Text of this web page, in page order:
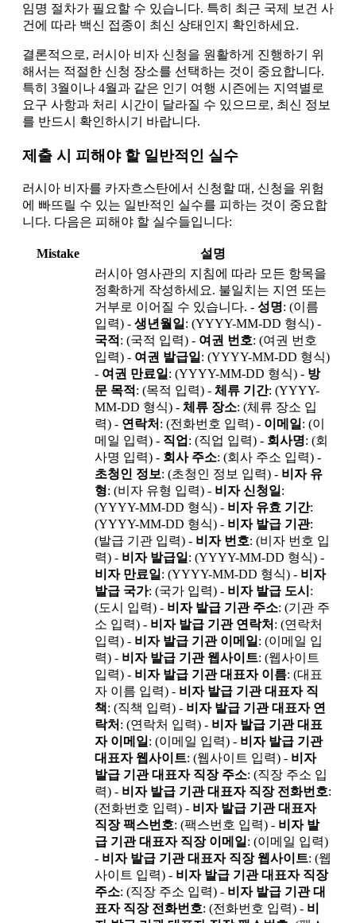
임명 절차가 필요할 수 있습니다. 특히 최근 국제 보건 사
건에 따라 백신 접종이 최신 상태인지 확인하세요.
결론적으로, 러시아 비자 신청을 원활하게 진행하기 위
해서는 적절한 신청 장소를 선택하는 것이 중요합니다.
특히 3월이나 4월과 같은 인기 여행 시즌에는 지역별로
요구 사항과 처리 시간이 달라질 수 있으므로, 최신 정보
를 반드시 확인하시기 바랍니다.
제출 시 피해야 할 일반적인 실수
러시아 비자를 카자흐스탄에서 신청할 때, 신청을 위험
에 빠뜨릴 수 있는 일반적인 실수를 피하는 것이 중요합
니다. 다음은 피해야 할 실수들입니다:
Mistake
설명
러시아 영사관의 지침에 따라 모든 항목을
정확하게 작성하세요. 불일치는 지연 또는
거부로 이어질 수 있습니다. - 성명: (이름
입력) - 생년월일 : (YYYY-MM-DD 형식) -
국적 : (국적 입력) - 여권 번호: (여권 번호
입력) - 여권 발급일 : (YYYY-MM-DD 형식)
- 여권 만료일 : (YYYY-MM-DD 형식) - 방
문 목적 : (목적 입력) - 체류 기간: (YYYY-
MM-DD 형식) - 체류 장소: (체류 장소 입
력) - 연락처 : (전화번호 입력) - 이메일 : (이
메일 입력) - 직업 : (직업 입력) - 회사명: (회
사명 입력) - 회사 주소: (회사 주소 입력) -
초청인 정보: (초청인 정보 입력) - 비자 유
형: (비자 유형 입력) - 비자 신청일 :
(YYYY-MM-DD 형식) - 비자 유효 기간:
(YYYY-MM-DD 형식) - 비자 발급 기관:
(발급 기관 입력) - 비자 번호: (비자 번호 입
력) - 비자 발급일 : (YYYY-MM-DD 형식) -
비자 만료일 : (YYYY-MM-DD 형식) - 비자
발급 국가: (국가 입력) - 비자 발급 도시 :
(도시 입력) - 비자 발급 기관 주소: (기관 주
소 입력) - 비자 발급 기관 연락처 : (연락처
입력) - 비자 발급 기관 이메일 : (이메일 입
력) - 비자 발급 기관 웹사이트: (웹사이트
입력) - 비자 발급 기관 대표자 이름: (대표
자 이름 입력) - 비자 발급 기관 대표자 직
책: (직책 입력) - 비자 발급 기관 대표자 연
락처 : (연락처 입력) - 비자 발급 기관 대표
자 이메일 : (이메일 입력) - 비자 발급 기관
대표자 웹사이트: (웹사이트 입력) - 비자
발급 기관 대표자 직장 주소: (직장 주소 입
력) - 비자 발급 기관 대표자 직장 전화번호:
(전화번호 입력) - 비자 발급 기관 대표자
직장 팩스번호: (팩스번호 입력) - 비자 발
급 기관 대표자 직장 이메일 : (이메일 입력)
- 비자 발급 기관 대표자 직장 웹사이트: (웹
사이트 입력) - 비자 발급 기관 대표자 직장
주소: (직장 주소 입력) - 비자 발급 기관 대
표자 직장 전화번호: (전화번호 입력) - 비